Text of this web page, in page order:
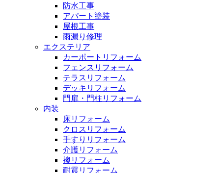
防水工事
アパート塗装
屋根工事
雨漏り修理
エクステリア
カーポートリフォーム
フェンスリフォーム
テラスリフォーム
デッキリフォーム
門扉・門柱リフォーム
内装
床リフォーム
クロスリフォーム
手すりリフォーム
介護リフォーム
襖リフォーム
耐震リフォーム